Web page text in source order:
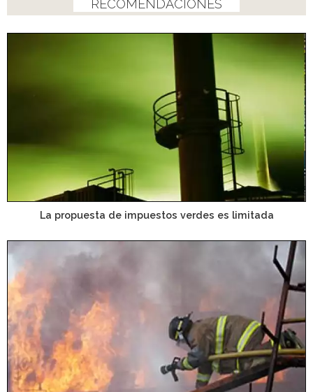
RECOMENDACIONES
La propuesta de impuestos verdes es limitada